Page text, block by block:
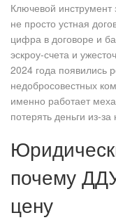
Ключевой
не просто устная
цифра в договоре и
эскроу-счета и
2024 года
недобросовестных
именно работает
потерять деньги из-
почему
цену